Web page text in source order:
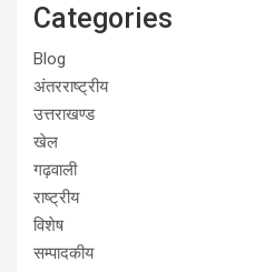
Categories
Blog
अंतरराष्ट्रीय
उत्तराखण्ड
खेल
गढ़वाली
राष्ट्रीय
विशेष
सम्पादकीय